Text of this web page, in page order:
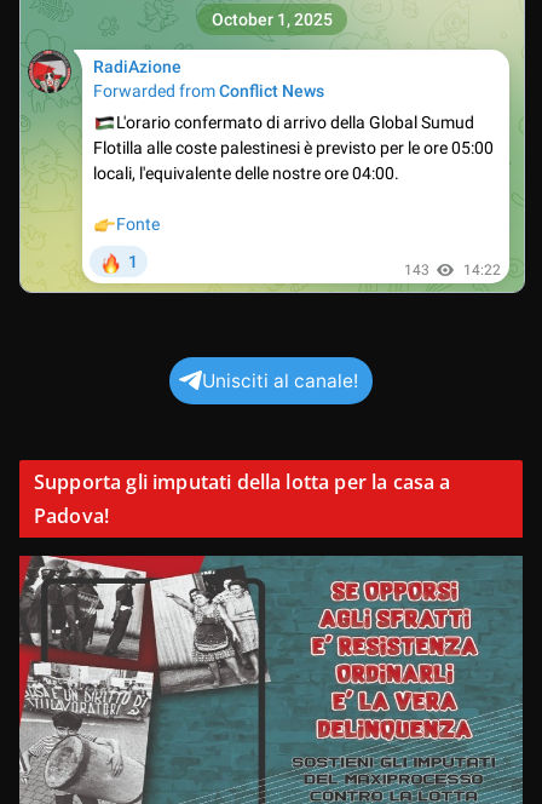
Unisciti al canale!
Supporta gli imputati della lotta per la casa a
Padova!